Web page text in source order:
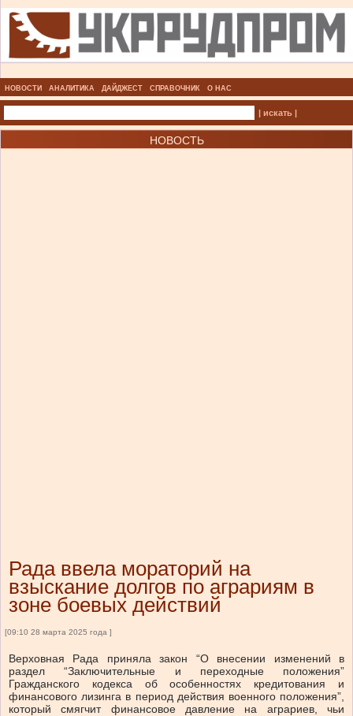
НОВОСТИ АНАЛИТИКА ДАЙДЖЕСТ СПРАВОЧНИК О НАС
| искать |
НОВОСТЬ
Рада ввела мораторий на
взыскание долгов по аграриям в
зоне боевых действий
[09:10 28 марта 2025 года ]
Верховная Рада приняла закон “О внесении изменений в
раздел “Заключительные и переходные положения”
Гражданского кодекса об особенностях кредитования и
финансового лизинга в период действия военного положения”,
который смягчит финансовое давление на аграриев, чьи